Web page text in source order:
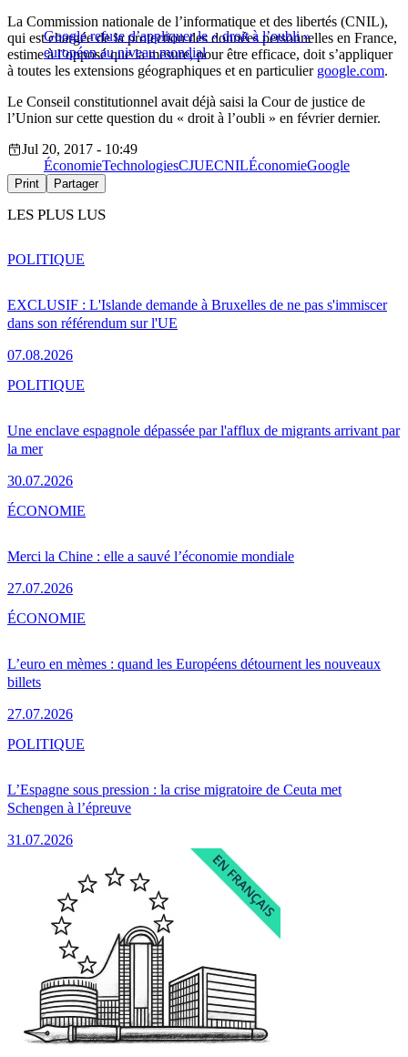
Google refuse d’appliquer le « droit à l’oubli »
européen au niveau mondial
La Commission nationale de l’informatique et des libertés (CNIL),
qui est chargée de la protection des données personnelles en France,
estime à l’opposé que la mesure, pour être efficace, doit s’appliquer
à toutes les extensions géographiques et en particulier google.com.
Le Conseil constitutionnel avait déjà saisi la Cour de justice de
l’Union sur cette question du « droit à l’oubli » en février dernier.
Jul 20, 2017 - 10:49
ÉconomieTechnologiesCJUECNILÉconomieGoogle
Print Partager
LES PLUS LUS
EXCLUSIF : L'Islande demande à Bruxelles de ne pas s'immiscer
dans son référendum sur l'UE
07.08.2026
POLITIQUE
Une enclave espagnole dépassée par l'afflux de migrants arrivant par
la mer
30.07.2026
POLITIQUE
Merci la Chine : elle a sauvé l’économie mondiale
27.07.2026
ÉCONOMIE
L’euro en mèmes : quand les Européens détournent les nouveaux
billets
27.07.2026
ÉCONOMIE
L’Espagne sous pression : la crise migratoire de Ceuta met
Schengen à l’épreuve
31.07.2026
POLITIQUE